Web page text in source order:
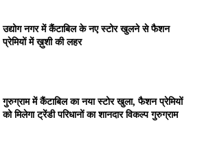
उद्योग नगर में कैंटाबिल के नए स्टोर खुलने से फैशन
प्रेमियों में ख़ुशी की लहर
गुरुग्राम में कैंटाबिल का नया स्टोर खुला, फैशन प्रेमियों
को मिलेगा ट्रेंडी परिधानों का शानदार विकल्प गुरुग्राम